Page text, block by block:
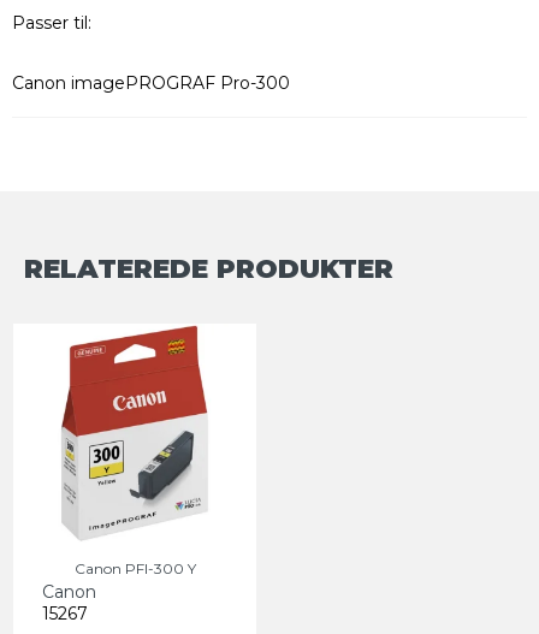
Passer til:
Canon imagePROGRAF Pro-300
RELATEREDE PRODUKTER
Canon PFI-300 Y
Canon
15267